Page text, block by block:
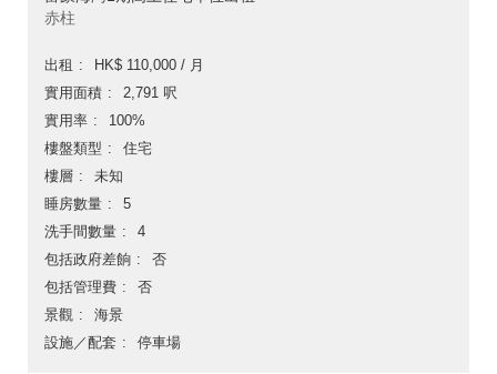
赤柱
出租
HK$ 110,000 / 月
實用面積
2,791 呎
實用率
100%
樓盤類型
住宅
樓層
未知
睡房數量
5
洗手間數量
4
包括政府差餉
否
包括管理費
否
景觀
海景
設施／配套
停車場